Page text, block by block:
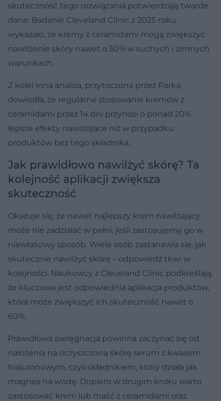
skuteczność tego rozwiązania potwierdzają twarde
dane. Badanie Cleveland Clinic z 2025 roku
wykazało, że kremy z ceramidami mogą zwiększyć
nawilżenie skóry nawet o 50% w suchych i zimnych
warunkach.
Z kolei inna analiza, przytoczona przez Parka,
dowiodła, że regularne stosowanie kremów z
ceramidami przez 14 dni przynosi o ponad 20%
lepsze efekty nawilżające niż w przypadku
produktów bez tego składnika.
Jak prawidłowo nawilżyć skórę? Ta
kolejność aplikacji zwiększa
skuteczność
Okazuje się, że nawet najlepszy krem nawilżający
może nie zadziałać w pełni, jeśli zastosujemy go w
niewłaściwy sposób. Wiele osób zastanawia się, jak
skutecznie nawilżyć skórę – odpowiedź tkwi w
kolejności. Naukowcy z Cleveland Clinic podkreślają,
że kluczowa jest odpowiednia aplikacja produktów,
która może zwiększyć ich skuteczność nawet o
60%.
Prawidłowa pielęgnacja powinna zaczynać się od
nałożenia na oczyszczoną skórę serum z kwasem
hialuronowym, czyli składnikiem, który działa jak
magnes na wodę. Dopiero w drugim kroku warto
zastosować krem lub maść z ceramidami oraz